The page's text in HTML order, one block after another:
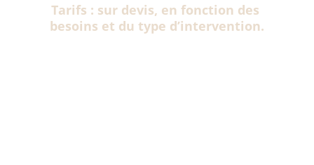
Tarifs : sur devis, en fonction des
besoins et du type d’intervention.